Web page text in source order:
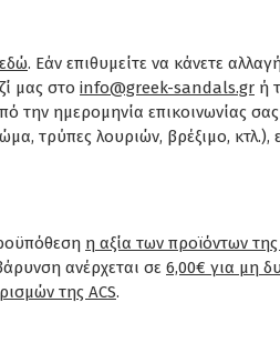
εδώ. Εάν επιθυμείτε να κάνετε
μας στο info@greek-sandals.gr ή
την ημερομηνία επικοινωνίας
τρύπες λουριών, βρέξιμο, κτλ.),
η αξία των προϊόντων
ανέρχεται σε 6,00€ για μη
της ACS.